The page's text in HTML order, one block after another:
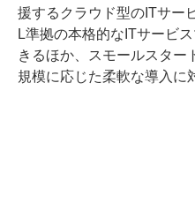
援するクラウド型のITサー
L準拠の本格的なITサービ
きるほか、スモールスター
規模に応じた柔軟な導入に